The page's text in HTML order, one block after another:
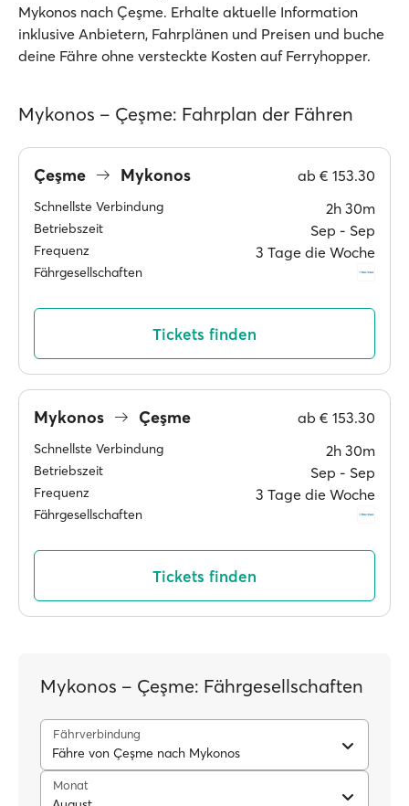
Mykonos nach Çeşme. Erhalte aktuelle Information
inklusive Anbietern, Fahrplänen und Preisen und buche
deine Fähre ohne versteckte Kosten auf Ferryhopper.
Mykonos – Çeşme: Fahrplan der Fähren
Çeşme Mykonos ab € 153.30
Schnellste Verbindung 2h 30m
Betriebszeit Sep ‐ Sep
Frequenz 3 Tage die Woche
Fährgesellschaften
Tickets finden
Mykonos Çeşme ab € 153.30
Schnellste Verbindung 2h 30m
Betriebszeit Sep ‐ Sep
Frequenz 3 Tage die Woche
Fährgesellschaften
Tickets finden
Mykonos – Çeşme: Fährgesellschaften
Fährverbindung
Fähre von Çeşme nach Mykonos
Monat